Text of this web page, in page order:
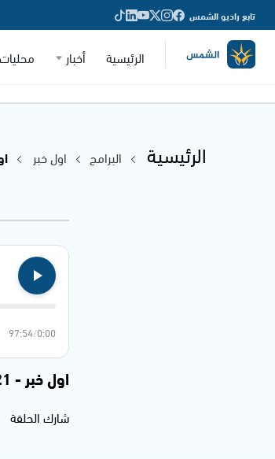
تابع راديو الشمس
الرئيسية أخبار محليات
الرئيسية البرامج اول خبر
0:00
/
97:54
اول خبر - 21.06.2021
شارك الحلقة